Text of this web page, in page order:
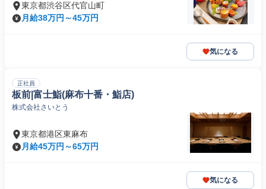
東京都渋谷区代官山町
月給38万円～45万円
気になる
正社員
板前|富士鮨(麻布十番・鮨店)
株式会社さいとう
東京都港区東麻布
月給45万円～65万円
気になる